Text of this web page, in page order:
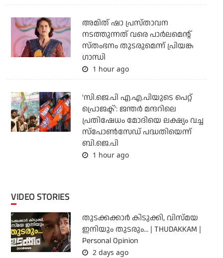
അമിത് ഷാ പ്രസ്താവന
നടത്തുന്നത് വരെ പാര്‍ലമെന്റ്
സ്തംഭനം തുടരുമെന്ന് പ്രിയങ്ക
ഗാന്ധി
1 hour ago
'സി.ജെ.പി എ.എ.പിയുടെ പെറ്റ്
പ്രൊജക്ട്': ജന്തര്‍ മന്ദറിലെ
പ്രതിഷേധം മോദിയെ ലക്ഷ്യം വച്ച
സ്‌പോണ്‍സേഡ് പദ്ധതിയെന്ന്
ബി.ജെ.പി
1 hour ago
VIDEO STORIES
തുടക്കക്കാര്‍ കിടുക്കി, വിസ്മയ
ഇനിയും തുടരും... | THUDAKKAM |
Personal Opinion
2 days ago